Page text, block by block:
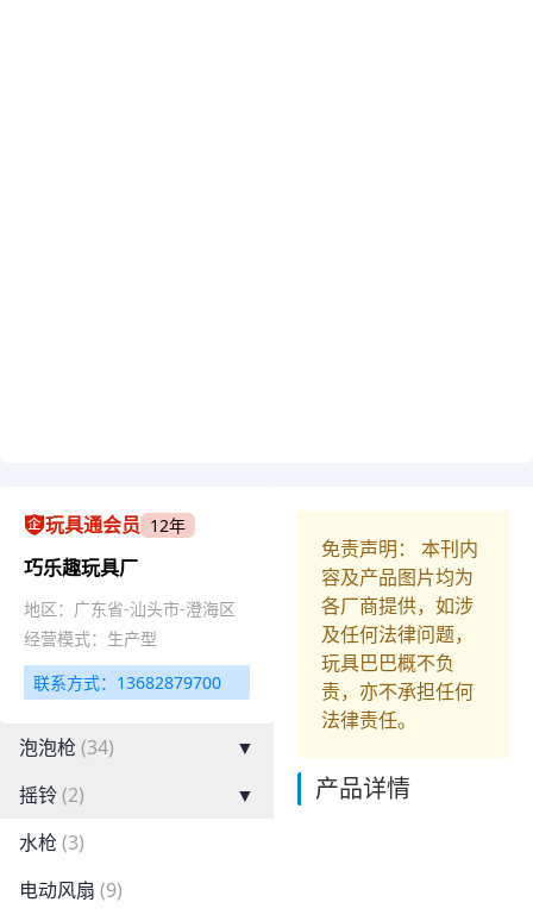
玩具通会员 12年
巧乐趣玩具厂
地区：广东省-汕头市-澄海区
经营模式：生产型
联系方式：13682879700
泡泡枪 (34)
▼
摇铃(2)
▼
水枪 (3)
电动风扇 (9)
免责声明： 本刊内
容及产品图片均为
各厂商提供，如涉
及任何法律问题，
玩具巴巴概不负
责，亦不承担任何
法律责任。
产品详情